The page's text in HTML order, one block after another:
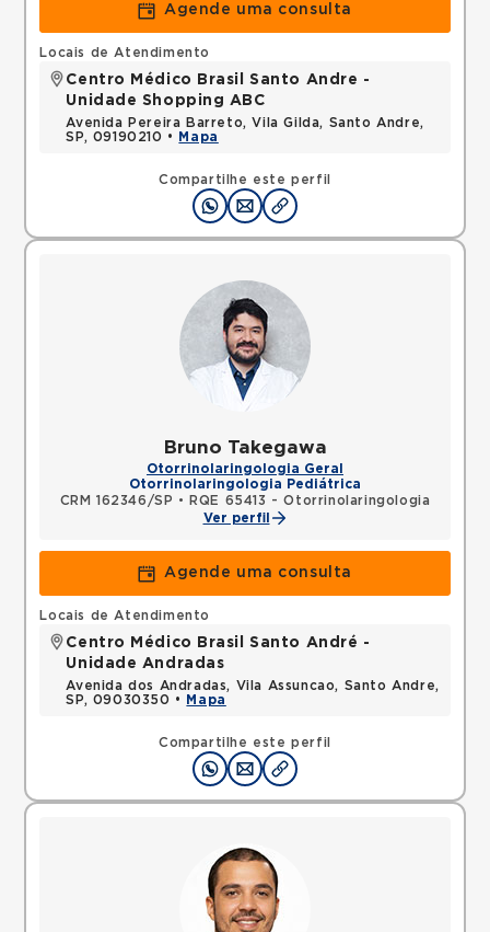
Agende uma consulta
Compartilhe este perfil
Locais de Atendimento
Centro Médico Brasil Santo Andre -
Unidade Shopping ABC
Avenida Pereira Barreto, Vila Gilda, Santo Andre,
SP, 09190210 •
Mapa
Bruno Takegawa
Otorrinolaringologia Geral
Otorrinolaringologia Pediátrica
CRM 162346/SP •
RQE 65413 - Otorrinolaringologia
Ver perfil
Agende uma consulta
Compartilhe este perfil
Locais de Atendimento
Centro Médico Brasil Santo André -
Unidade Andradas
Avenida dos Andradas, Vila Assuncao, Santo Andre,
SP, 09030350 •
Mapa